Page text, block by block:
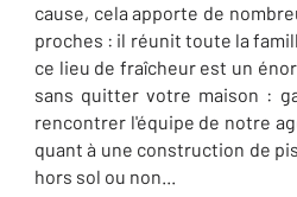
cause, cela apporte de
proches : il réunit toute la
ce lieu de fraîcheur est un
sans quitter votre maison :
rencontrer l'équipe de notre
quant à une construction de
hors sol ou non...